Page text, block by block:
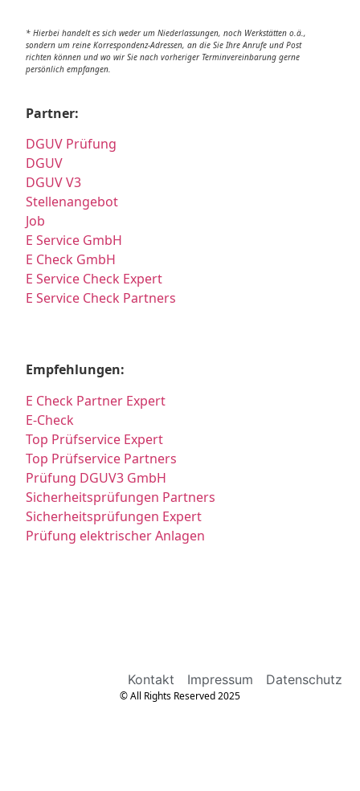
* Hierbei handelt es sich weder um Niederlassungen, noch Werkstätten o.ä.,
sondern um reine Korrespondenz-Adressen, an die Sie Ihre Anrufe und Post
richten können und wo wir Sie nach vorheriger Terminvereinbarung gerne
persönlich empfangen.
Partner:
DGUV Prüfung
DGUV
DGUV V3
Stellenangebot
Job
E Service GmbH
E Check GmbH
E Service Check Expert
E Service Check Partners
Empfehlungen:
E Check Partner Expert
E-Check
Top Prüfservice Expert
Top Prüfservice Partners
Prüfung DGUV3 GmbH
Sicherheitsprüfungen Partners
Sicherheitsprüfungen Expert
Prüfung elektrischer Anlagen
Kontakt Impressum Datenschutz
© All Rights Reserved 2025